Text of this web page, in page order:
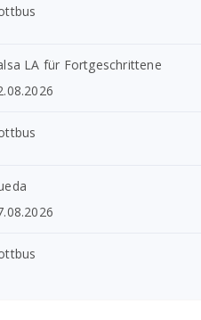
LA für Fortgeschrittene